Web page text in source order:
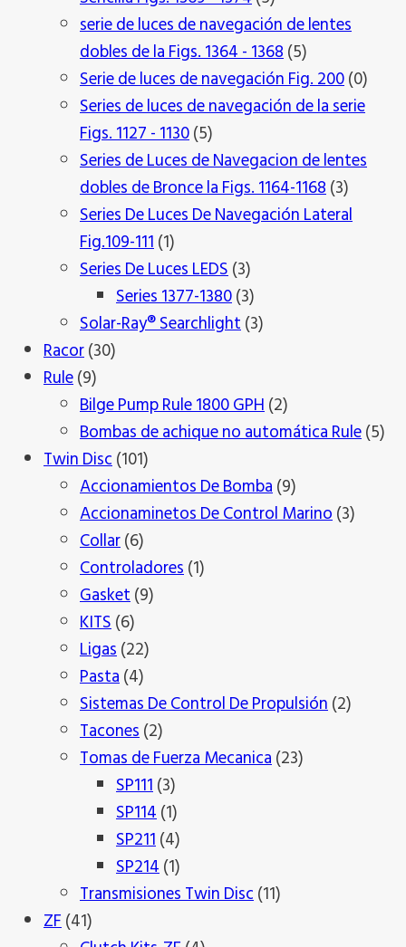
productos
serie de luces de navegación de lentes
dobles de la Figs. 1364 - 1368 55
productos
Serie de luces de navegación Fig. 200 00
Series de luces de navegación de la serie
Figs. 1127 - 1130 55
productos
Series de Luces de Navegacion de lentes
dobles de Bronce la Figs. 1164-1168 33
Series De Luces De Navegación Lateral
Fig.109-111 11
producto
Series De Luces LEDS 33
productos
Series 1377-1380 33
productos
Solar-Ray® Searchlight 33
Racor 3030
Rule 99
productos
Bilge Pump Rule 1800 GPH 22
productos
Bombas de achique no automática Rule 55
Twin Disc 101101
productos
Accionamientos De Bomba 99
productos
Accionaminetos De Control Marino 33
Collar 66
productos
Controladores 11
Gasket 99
KITS 66
productos
Ligas 2222
Pasta 44
productos
Sistemas De Control De Propulsión 22
Tacones 22
productos
Tomas de Fuerza Mecanica 2323
SP111 33
productos
SP114 11
producto
SP211 44
productos
SP214 11
producto
Transmisiones Twin Disc 1111
ZF 4141